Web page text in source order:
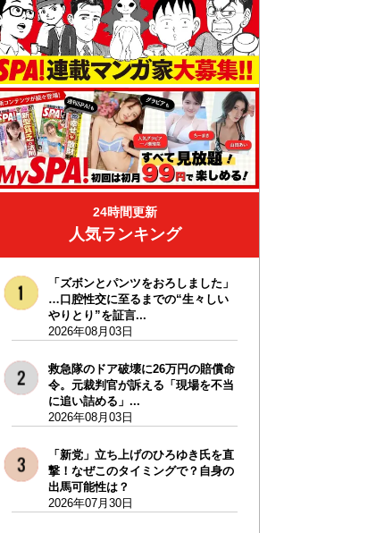
24時間更新
人気ランキング
「ズボンとパンツをおろしました」
…口腔性交に至るまでの“生々しい
やりとり”を証言...
2026年08月03日
救急隊のドア破壊に26万円の賠償命
令。元裁判官が訴える「現場を不当
に追い詰める」...
2026年08月03日
「新党」立ち上げのひろゆき氏を直
撃！なぜこのタイミングで？自身の
出馬可能性は？
2026年07月30日